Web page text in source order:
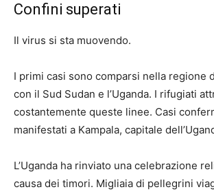
Confini superati
Il virus si sta muovendo.
I primi casi sono comparsi nella regione
con il Sud Sudan e l’Uganda. I rifugiati
costantemente queste linee. Casi
manifestati a Kampala, capitale
L’Uganda ha rinviato una celebrazione
causa dei timori. Migliaia di pellegrini